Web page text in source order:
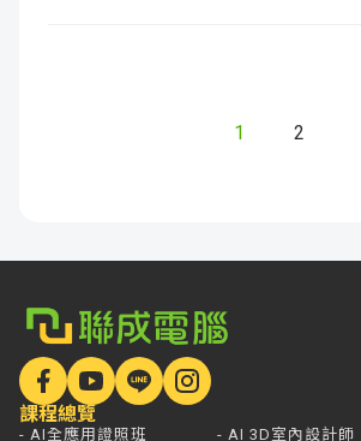
1 2
課程總覽
- AI全應用證照班
- AI 3D室內設計師